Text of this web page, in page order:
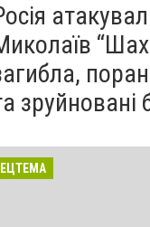
зруйновані